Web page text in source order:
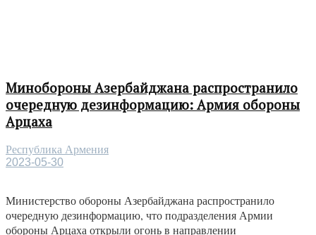
Минобороны Азербайджана распространило
очередную дезинформацию: Армия обороны
Арцаха
Республика Армения
2023-05-30
Министерство обороны Азербайджана распространило
очередную дезинформацию, что подразделения Армии
обороны Арцаха открыли огонь в направлении